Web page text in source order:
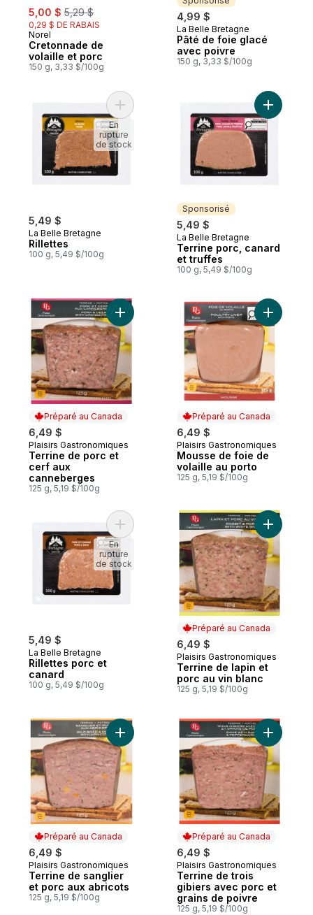
sale:
5,00 $ , formerly:
5,29 $
0,29 $ DE RABAIS
Norel
Cretonnade de
volaille et porc
150 g, 3,33 $/100g
4,99 $
Sponsorisé
La Belle Bretagne
Pâté de foie glacé
avec poivre
150 g, 3,33 $/100g
5,49 $
La Belle Bretagne
Rillettes
100 g, 5,49 $/100g
Ajouter Rillettes au panier
En
rupture
de stock
Sponsorisé
5,49 $
Sponsorisé
La Belle Bretagne
Terrine porc, canard
et truffes
100 g, 5,49 $/100g
Ajouter
Préparé au Canada
6,49 $
Préparé au Canada
Plaisirs Gastronomiques
Terrine de porc et
cerf aux
canneberges
125 g, 5,19 $/100g
Ajouter Terrine de porc et cerf aux
Préparé au Canada
6,49 $
Préparé au Canada
Plaisirs Gastronomiques
Mousse de foie de
volaille au porto
125 g, 5,19 $/100g
Ajouter
5,49 $
La Belle Bretagne
Rillettes porc et
canard
100 g, 5,49 $/100g
Ajouter Rillettes porc et canard au panier
En
rupture
de stock
Préparé au Canada
6,49 $
Préparé au Canada
Plaisirs Gastronomiques
Terrine de lapin et
porc au vin blanc
125 g, 5,19 $/100g
Ajouter
Préparé au Canada
6,49 $
Préparé au Canada
Plaisirs Gastronomiques
Terrine de sanglier
et porc aux abricots
125 g, 5,19 $/100g
Ajouter Terrine de sanglier et porc aux
Préparé au Canada
6,49 $
Préparé au Canada
Plaisirs Gastronomiques
Terrine de trois
gibiers avec porc et
grains de poivre
125 g, 5,19 $/100g
Ajouter